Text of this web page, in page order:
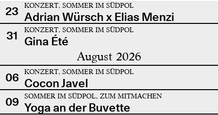
23
KONZERT, SOMMER IM SÜDPOL
Adrian Würsch x Elias Menzi
31
KONZERT, SOMMER IM SÜDPOL
Gina Été
August 2026
06 KONZERT, SOMMER IM SÜDPOL
Cocon Javel
09
SOMMER IM SÜDPOL, ZUM MITMACHEN
Yoga an der Buvette